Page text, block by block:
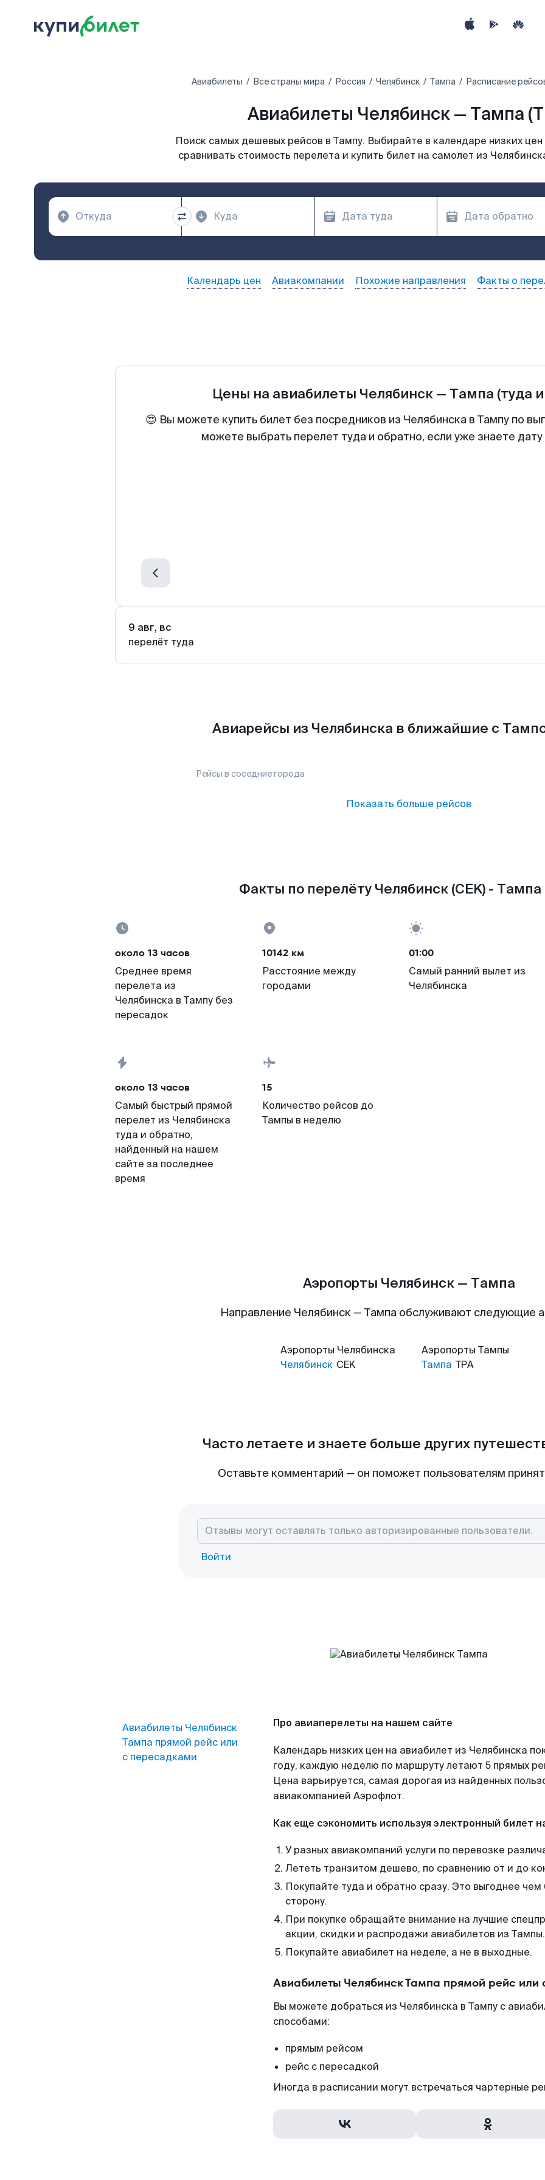
Авиабилеты Все страны мира Россия Челябинск Тампа Расписание
Авиабилеты Челябинск — Тампа
Поиск самых дешевых рейсов в Тампу. Выбирайте в календаре низких
сравнивать стоимость перелета и купить билет на самолет из
Календарь цен Авиакомпании Похожие направления Факты о
Цены на авиабилеты Челябинск— Тампа (туда
😍 Вы можете купить билет без посредников из Челябинска в Тампу по
можете выбрать перелет туда и обратно, если уже знаете
9 авг, вс
перелёт туда
Авиарейсы из Челябинска в ближайшие с
Рейсы в соседние города
Показать больше рейсов
Факты по перелёту Челябинск (CEK) - Тампа
около 13 часов
Среднее время
перелета из
Челябинска в Тампу без
пересадок
10142 км
Расстояние между
городами
01:00
Самый ранний вылет из
Челябинска
около 13 часов
Самый быстрый прямой
перелет из Челябинска
туда и обратно,
найденный на нашем
сайте за последнее
время
15
Количество рейсов до
Тампы в неделю
Аэропорты Челябинск — Тампа
Направление Челябинск — Тампа обслуживают следующие
Аэропорты Челябинска
Челябинск CEK
Аэропорты Тампы
Тампа TPA
Часто летаете и знаете больше других
Оставьте комментарий — он поможет пользователям
Войти
Авиабилеты Челябинск
Тампа прямой рейс или
с пересадками
Про авиаперелеты на нашем сайте
Календарь низких цен на авиабилет из Челябинска
году, каждую неделю по маршруту летают 5 прямых
Цена варьируется, самая дорогая из найденных
авиакомпанией Аэрофлот.
Как еще сэкономить используя электронный билет
У разных авиакомпаний услуги по перевозке
Лететь транзитом дешево, по сравнению от и до
Покупайте туда и обратно сразу. Это выгоднее
сторону.
При покупке обращайте внимание на лучшие
акции, скидки и распродажи авиабилетов из Тампы.
Покупайте авиабилет на неделе, а не в выходные.
Авиабилеты Челябинск Тампа прямой рейс или
Вы можете добраться из Челябинска в Тампу с
способами:
прямым рейсом
рейс с пересадкой
Иногда в расписании могут встречаться чартерные